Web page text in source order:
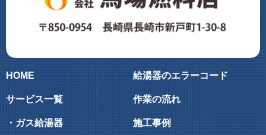
HOME
サービス一覧
・ガス給湯器
給湯器のエラーコード
作業の流れ
施工事例